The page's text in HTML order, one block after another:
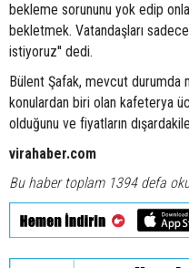
bekleme sorununu yok edip
bekletmek. Vatandaşları
istiyoruz'' dedi.
Bülent Şafak, mevcut durumda
konulardan biri olan kafeterya
olduğunu ve fiyatların
virahaber.com
Bu haber toplam 1394 defa